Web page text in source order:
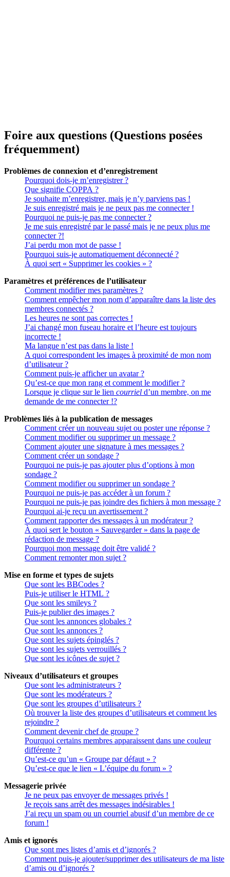
Foire aux questions (Questions posées
fréquemment)
Problèmes de connexion et d’enregistrement
Pourquoi dois-je m’enregistrer ?
Que signifie COPPA ?
Je souhaite m’enregistrer, mais je n’y parviens pas !
Je suis enregistré mais je ne peux pas me connecter !
Pourquoi ne puis-je pas me connecter ?
Je me suis enregistré par le passé mais je ne peux plus me
connecter ?!
J’ai perdu mon mot de passe !
Pourquoi suis-je automatiquement déconnecté ?
À quoi sert « Supprimer les cookies » ?
Paramètres et préférences de l’utilisateur
Comment modifier mes paramètres ?
Comment empêcher mon nom d’apparaître dans la liste des
membres connectés ?
Les heures ne sont pas correctes !
J’ai changé mon fuseau horaire et l’heure est toujours
incorrecte !
Ma langue n’est pas dans la liste !
A quoi correspondent les images à proximité de mon nom
d’utilisateur ?
Comment puis-je afficher un avatar ?
Qu’est-ce que mon rang et comment le modifier ?
Lorsque je clique sur le lien courriel d’un membre, on me
demande de me connecter !?
Problèmes liés à la publication de messages
Comment créer un nouveau sujet ou poster une réponse ?
Comment modifier ou supprimer un message ?
Comment ajouter une signature à mes messages ?
Comment créer un sondage ?
Pourquoi ne puis-je pas ajouter plus d’options à mon
sondage ?
Comment modifier ou supprimer un sondage ?
Pourquoi ne puis-je pas accéder à un forum ?
Pourquoi ne puis-je pas joindre des fichiers à mon message ?
Pourquoi ai-je reçu un avertissement ?
Comment rapporter des messages à un modérateur ?
À quoi sert le bouton « Sauvegarder » dans la page de
rédaction de message ?
Pourquoi mon message doit être validé ?
Comment remonter mon sujet ?
Mise en forme et types de sujets
Que sont les BBCodes ?
Puis-je utiliser le HTML ?
Que sont les smileys ?
Puis-je publier des images ?
Que sont les annonces globales ?
Que sont les annonces ?
Que sont les sujets épinglés ?
Que sont les sujets verrouillés ?
Que sont les icônes de sujet ?
Niveaux d’utilisateurs et groupes
Que sont les administrateurs ?
Que sont les modérateurs ?
Que sont les groupes d’utilisateurs ?
Où trouver la liste des groupes d’utilisateurs et comment les
rejoindre ?
Comment devenir chef de groupe ?
Pourquoi certains membres apparaissent dans une couleur
différente ?
Qu’est-ce qu’un « Groupe par défaut » ?
Qu’est-ce que le lien « L’équipe du forum » ?
Messagerie privée
Je ne peux pas envoyer de messages privés !
Je reçois sans arrêt des messages indésirables !
J’ai reçu un spam ou un courriel abusif d’un membre de ce
forum !
Amis et ignorés
Que sont mes listes d’amis et d’ignorés ?
Comment puis-je ajouter/supprimer des utilisateurs de ma liste
d’amis ou d’ignorés ?